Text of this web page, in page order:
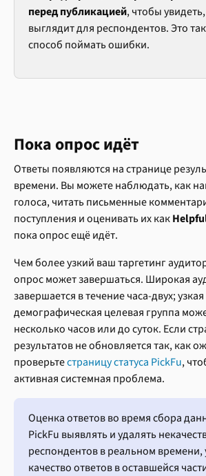
перед публикацией, чтобы
выглядит для респондентов. Это
способ поймать ошибки.
Пока опрос идёт
Ответы появляются на странице
времени. Вы можете наблюдать, как
голоса, читать письменные
поступления и оценивать их как
пока опрос ещё идёт.
Чем более узкий ваш таргетинг
опрос может завершаться. Широкая
завершается в течение часа-двух; узкая
демографическая целевая группа
несколько часов или до суток. Если
результатов не обновляется так, как
проверьте страницу статуса PickFu,
активная системная проблема.
Оценка ответов во время сбора
PickFu выявлять и удалять
респондентов в реальном времени,
качество ответов в оставшейся